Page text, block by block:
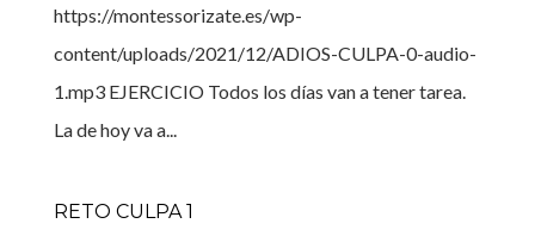
https://montessorizate.es/wp-
content/uploads/2021/12/ADIOS-CULPA-0-audio-
1.mp3 EJERCICIO Todos los días van a tener tarea.
La de hoy va a...
RETO CULPA 1